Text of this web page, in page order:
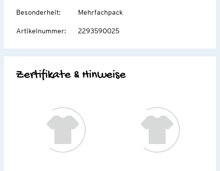
Besonderheit: Mehrfachpack
Artikelnummer: 2293590025
Zertifikate & Hinweise